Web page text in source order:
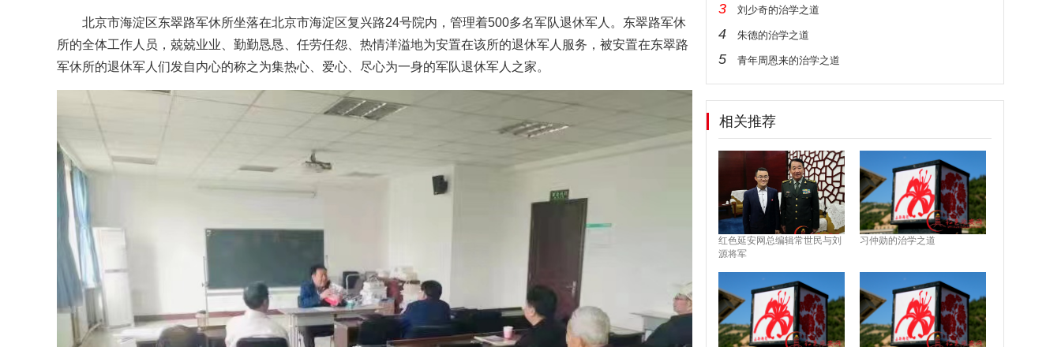
北京市海淀区东翠路军休所坐落在北京市海淀区复兴路24号院内，管理着500多名军队退休军人。东翠路军休
所的全体工作人员，兢兢业业、勤勤恳恳、任劳任怨、热情洋溢地为安置在该所的退休军人服务，被安置在东翠路
军休所的退休军人们发自内心的称之为集热心、爱心、尽心为一身的军队退休军人之家。
3 刘少奇的治学之道
4 朱德的治学之道
5 青年周恩来的治学之道
相关推荐
红色延安网总编辑常世民与刘
源将军
习仲勋的治学之道